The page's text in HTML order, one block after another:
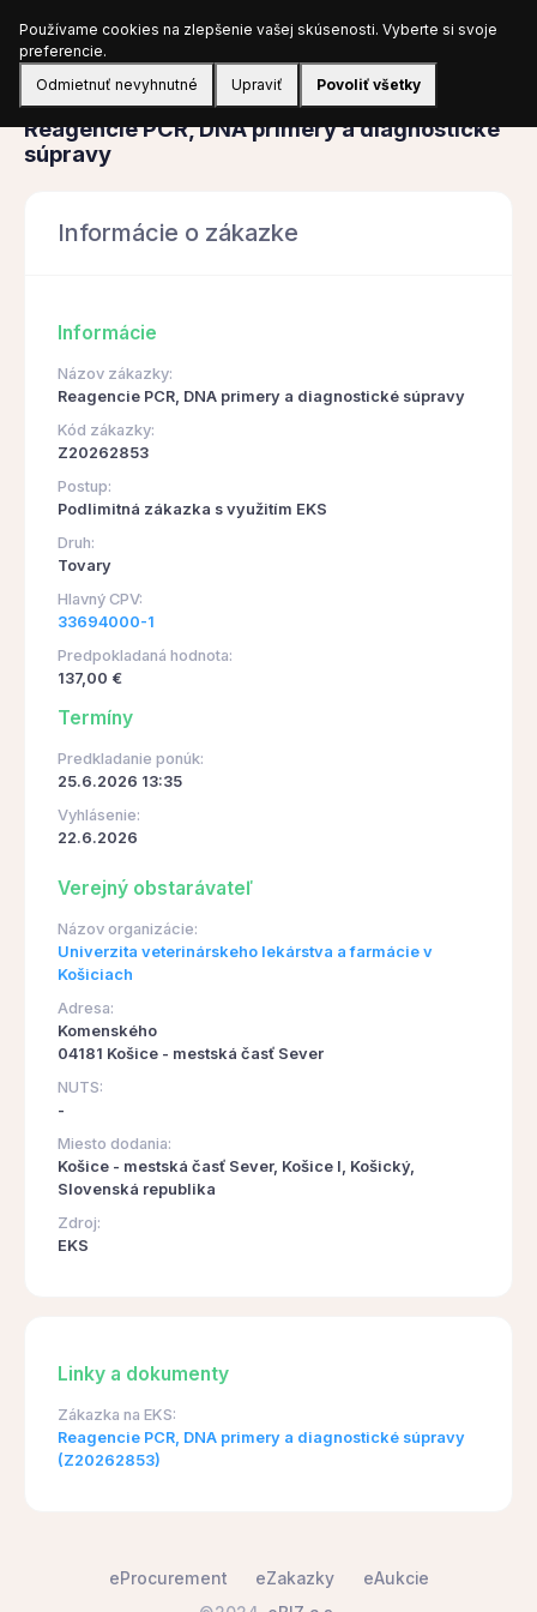
Prihlásiť sa
Obstarávanie
Reagencie PCR, DNA primery a diagnostické
súpravy
Informácie o zákazke
Informácie
Názov zákazky:
Reagencie PCR, DNA primery a diagnostické súpravy
Kód zákazky:
Z20262853
Postup:
Podlimitná zákazka s využitím EKS
Druh:
Tovary
Hlavný CPV:
33694000-1
Predpokladaná hodnota:
137,00 €
Termíny
Predkladanie ponúk:
25.6.2026 13:35
Vyhlásenie:
22.6.2026
Verejný obstarávateľ
Názov organizácie:
Univerzita veterinárskeho lekárstva a farmácie v
Košiciach
Adresa:
Komenského
04181 Košice - mestská časť Sever
NUTS:
-
Miesto dodania:
Košice - mestská časť Sever, Košice I, Košický,
Slovenská republika
Zdroj:
EKS
Linky a dokumenty
Zákazka na EKS:
Reagencie PCR, DNA primery a diagnostické súpravy
(Z20262853)
eProcurement eZakazky eAukcie
Používame cookies na zlepšenie vašej skúsenosti. Vyberte si svoje
preferencie.
Odmietnuť nevyhnutné
Upraviť Povoliť všetky